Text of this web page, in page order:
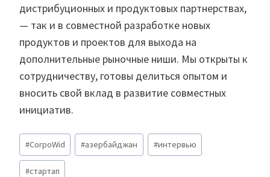
дистрибуционных и продуктовых партнерствах,
— так и в совместной разработке новых
продуктов и проектов для выхода на
дополнительные рыночные ниши. Мы открыты к
сотрудничеству, готовы делиться опытом и
вносить свой вклад в развитие совместных
инициатив.
Метки
записи:
#CorpoWid #азербайджан #интервью
#стартап